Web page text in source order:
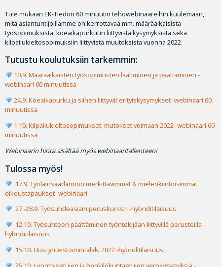
Tule mukaan EK-Tiedon 60 minuutin tehowebinaareihin kuulemaan,
mitä asiantuntijoillamme on kerrottavaa mm. määräaikaisista
työsopimuksista, koeaikapurkuun liittyvistä kysymyksistä sekä
kilpailukieltosopimuksiin liittyvistä muutoksista vuonna 2022.
Tutustu koulutuksiin tarkemmin:
10.9. Määräaikaisten työsopimusten laatiminen ja päättäminen -
webinaari 60 minuutissa
24.9. Koeaikapurku ja siihen liittyvät erityiskysymykset -webinaari 60
minuutissa
1.10. Kilpailukieltosopimukset: mutokset voimaan 2022 -webinaari 60
minuutissa
Webinaarin hinta sisältää myös webinaaritallenteen!
Tulossa myös!
17.9. Työlainsäädännön merkittävimmät & mielenkiintoisimmat
oikeustapaukset -webinaari
27.-28.9. Työsuhdeasiain peruskurssi I -hybriditilaisuus
12.10. Työsuhteen päättäminen työntekijään liittyvillä perusteilla -
hybriditilaisuus
15.10. Uusi yhteistoimintalaki 2022 -hybriditilaisuus